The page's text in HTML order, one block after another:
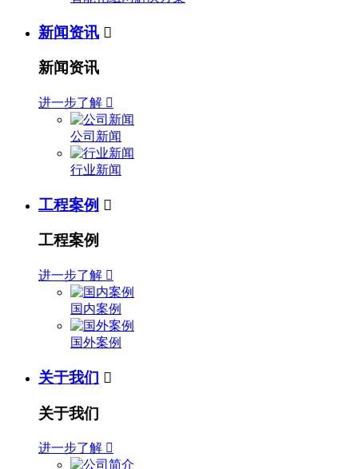
新闻资讯 
新闻资讯
进一步了解 
公司新闻
行业新闻
工程案例 
工程案例
进一步了解 
国内案例
国外案例
关于我们 
关于我们
进一步了解 